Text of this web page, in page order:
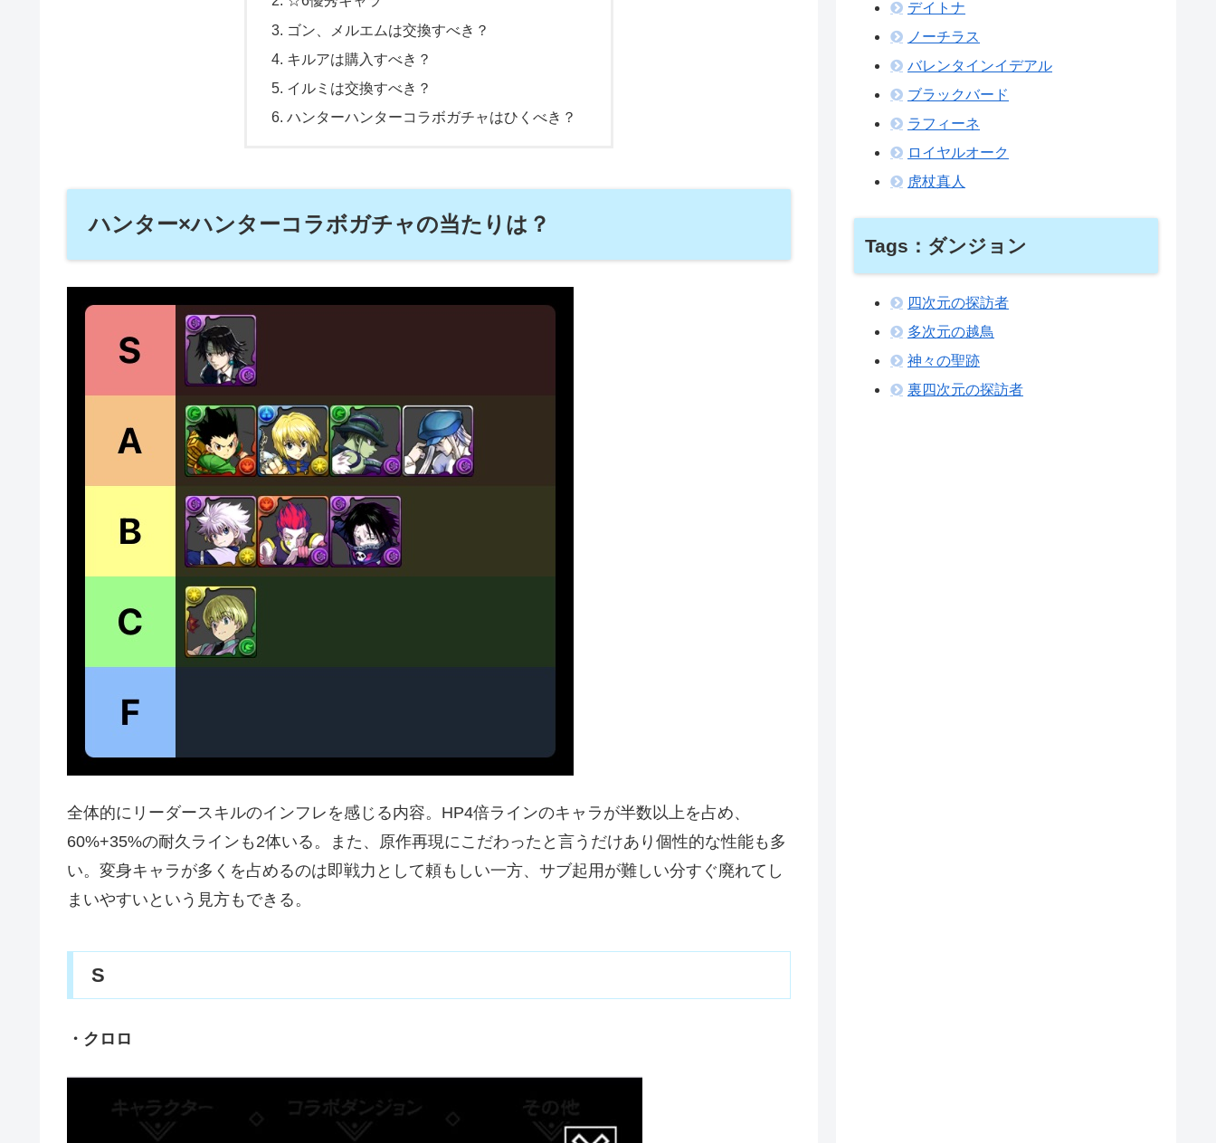
ゴン、メルエムは交換すべき？
キルアは購入すべき？
イルミは交換すべき？
ハンターハンターコラボガチャはひくべき？
ハンター×ハンターコラボガチャの当たりは？
全体的にリーダースキルのインフレを感じる内容。HP4倍ラインのキャラが半数以上を占め、
60%+35%の耐久ラインも2体いる。また、原作再現にこだわったと言うだけあり個性的な性能も多
い。変身キャラが多くを占めるのは即戦力として頼もしい一方、サブ起用が難しい分すぐ廃れてし
まいやすいという見方もできる。
S
・クロロ
デイトナ
ノーチラス
バレンタインイデアル
ブラックバード
ラフィーネ
ロイヤルオーク
虎杖真人
Tags：ダンジョン
四次元の探訪者
多次元の越鳥
神々の聖跡
裏四次元の探訪者